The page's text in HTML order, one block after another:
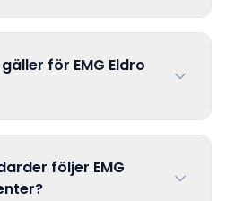
för EMG Eldro
följer EMG